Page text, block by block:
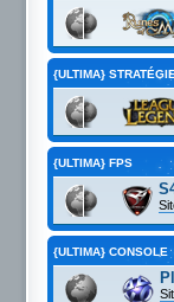
{ULTIMA}
{ULTIMA} FPS
{ULTIMA} CONSOLE